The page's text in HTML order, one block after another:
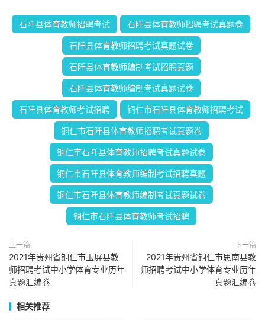
石阡县体育教师招聘考试 石阡县体育教师招聘考试真题卷
石阡县体育教师招聘考试真题试卷
石阡县体育教师编制考试招聘真题
石阡县体育教师编制考试真题试卷
石阡县体育教师考试招聘 铜仁市石阡县体育教师招聘考试
铜仁市石阡县体育教师招聘考试真题卷
铜仁市石阡县体育教师招聘考试真题试卷
铜仁市石阡县体育教师编制考试招聘真题
铜仁市石阡县体育教师编制考试真题试卷
铜仁市石阡县体育教师考试招聘
上一篇
2021年贵州省铜仁市玉屏县教
师招聘考试中小学体育专业历年
真题汇编卷
下一篇
2021年贵州省铜仁市思南县教
师招聘考试中小学体育专业历年
真题汇编卷
相关推荐